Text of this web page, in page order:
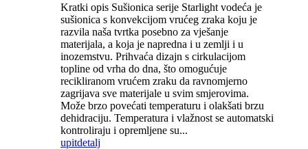
Kratki opis Sušionica serije Starlight vodeća je
sušionica s konvekcijom vrućeg zraka koju je
razvila naša tvrtka posebno za vješanje
materijala, a koja je napredna i u zemlji i u
inozemstvu. Prihvaća dizajn s cirkulacijom
topline od vrha do dna, što omogućuje
recikliranom vrućem zraku da ravnomjerno
zagrijava sve materijale u svim smjerovima.
Može brzo povećati temperaturu i olakšati brzu
dehidraciju. Temperatura i vlažnost se automatski
kontroliraju i opremljene su...
upitdetalj